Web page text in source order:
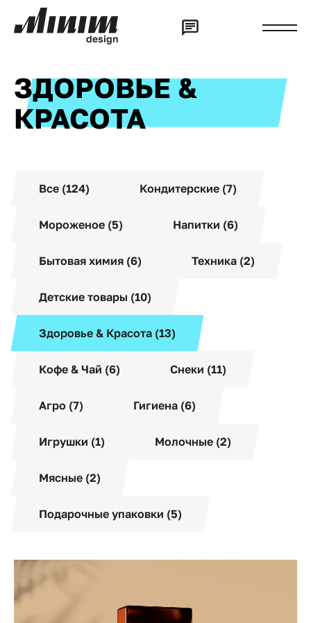
design
ЗДОРОВЬЕ &
КРАСОТА
Все (124) Кондитерские (7)
Мороженое (5) Напитки (6)
Бытовая химия (6) Техника (2)
Детские товары (10)
Здоровье & Красота (13)
Кофе & Чай (6) Снеки (11)
Агро (7) Гигиена (6)
Игрушки (1) Молочные (2)
Мясные (2)
Подарочные упаковки (5)